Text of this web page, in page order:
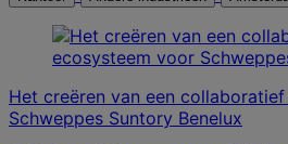
Het creëren van een
Schweppes Suntory Benelux